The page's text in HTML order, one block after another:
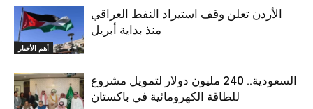
أهم الأخبار
الأردن تعلن وقف استيراد النفط العراقي
منذ بداية أبريل
السعودية.. 240 مليون دولار لتمويل مشروع
للطاقة الكهرومائية في باكستان